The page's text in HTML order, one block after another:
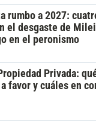
rumbo a 2027:
el desgaste de
en el peronismo
Privada:
favor y cuáles en